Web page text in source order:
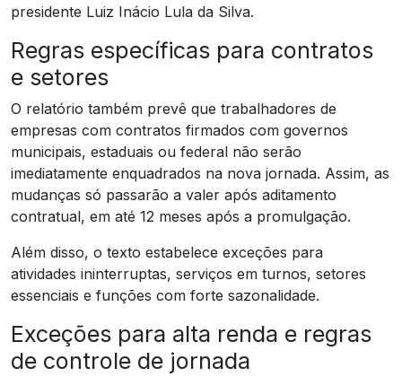
presidente Luiz Inácio Lula da Silva.
Regras específicas para contratos
e setores
O relatório também prevê que trabalhadores de
empresas com contratos firmados com governos
municipais, estaduais ou federal não serão
imediatamente enquadrados na nova jornada. Assim, as
mudanças só passarão a valer após aditamento
contratual, em até 12 meses após a promulgação.
Além disso, o texto estabelece exceções para
atividades ininterruptas, serviços em turnos, setores
essenciais e funções com forte sazonalidade.
Exceções para alta renda e regras
de controle de jornada